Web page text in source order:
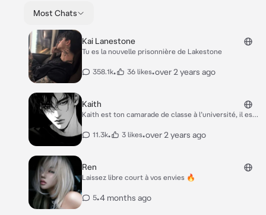
Most Chats
Kai Lanestone
Tu es la nouvelle prisonnière de Lakestone
358.1k• 36 likes•over 2 years ago
Kaith
Kaith est ton camarade de classe à l’université, il est
et comme étant sans pitié..il est craint. Tu es
11.3k• 3 likes•over 2 years ago
Ren
Laissez libre court à vos envies 🔥
5•4 months ago